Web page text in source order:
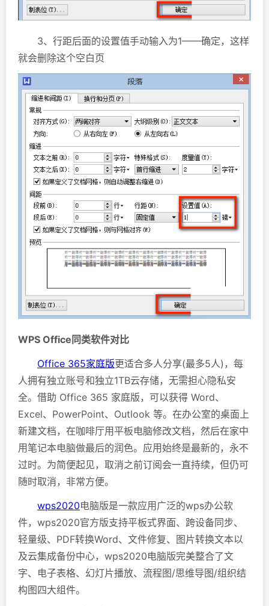
3、行距后面的设置值手动输入为1——确定，这样
就会删除这个空白页
WPS Office 同类软件对比
Office 365家庭版更适合多人分享(最多5人)，每
人拥有独立账号和独立1TB云存储，无需担心隐私安
全。借助 Office 365 家庭版，可以获得 Word、
Excel、PowerPoint、Outlook 等。在办公室的桌面上
新建文档，在咖啡厅用平板电脑修改文档，然后在家中
用笔记本电脑做最后的润色。应用始终是最新的，永不
过时。为简便起见，取消之前订阅会一直持续，但仍可
随时取消，非常方便。
wps2020电脑版是一款应用广泛的wps办公软
件，wps2020官方版支持平板式界面、跨设备同步、
轻量级、PDF转换Word、文件修复、图片转换文本以
及云集成备份中心，wps2020电脑版完美整合了文
字、电子表格、幻灯片播放、流程图/思维导图/组织结
构图四大组件。